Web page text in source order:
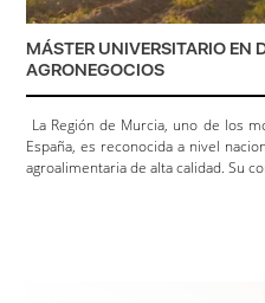
MÁSTER UNIVERSITARIO EN
AGRONEGOCIOS
La Región de Murcia, uno de los
España, es reconocida a nivel
agroalimentaria de alta calidad. Su